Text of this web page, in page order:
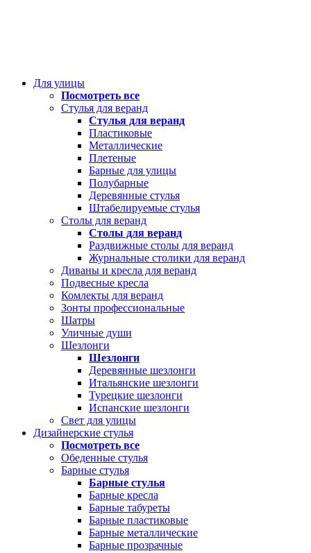
Для улицы
Посмотреть все
Стулья для веранд
Стулья для веранд
Пластиковые
Металлические
Плетеные
Барные для улицы
Полубарные
Деревянные стулья
Штабелируемые стулья
Столы для веранд
Столы для веранд
Раздвижные столы для веранд
Журнальные столики для веранд
Диваны и кресла для веранд
Подвесные кресла
Комлекты для веранд
Зонты профессиональные
Шатры
Уличные души
Шезлонги
Шезлонги
Деревянные шезлонги
Итальянские шезлонги
Турецкие шезлонги
Испанские шезлонги
Свет для улицы
Дизайнерские стулья
Посмотреть все
Обеденные стулья
Барные стулья
Барные стулья
Барные кресла
Барные табуреты
Барные пластиковые
Барные металлические
Барные прозрачные